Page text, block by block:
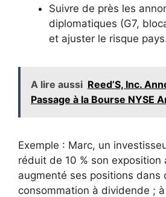
Suivre de près les
diplomatiques (G7,
et ajuster le risque
A lire aussi Reed’S, Inc.
Passage à la Bourse NYSE
Exemple : Marc, un
réduit de 10 % son exposition
augmenté ses positions dans
consommation à dividende ;